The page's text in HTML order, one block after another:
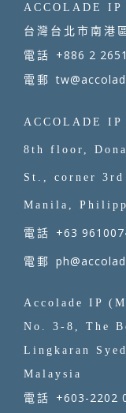
ACCOLADE
台灣台北市南港
電話 +886 2
電郵
ACCOLADE IP
8th floor, Dona
St., corner 3rd
Manila,
電話 +63
電郵
Accolade IP
No. 3-8, The
Lingkaran
Malaysia
電話 +603-2202